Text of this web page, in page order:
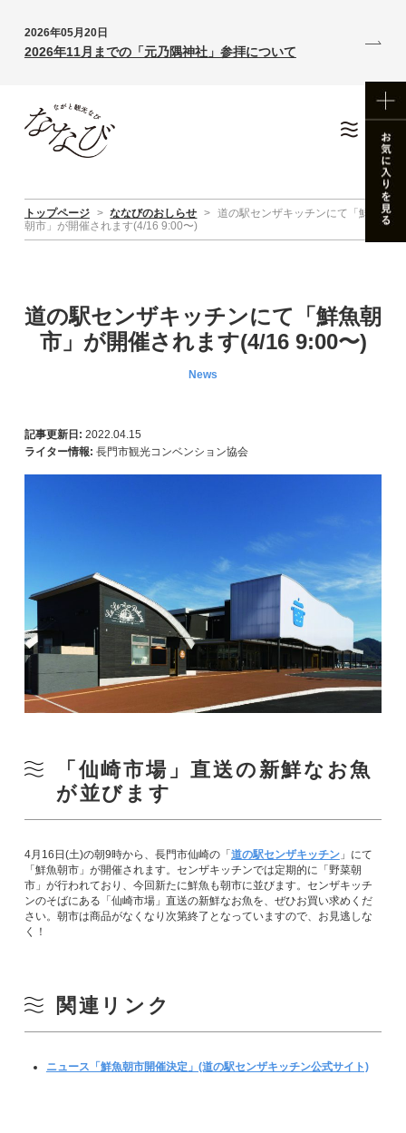
2026年05月20日
2026年11月までの「元乃隅神社」参拝について
トップページ > ななびのおしらせ > 道の駅センザキッチンにて「鮮魚
朝市」が開催されます(4/16 9:00〜)
道の駅センザキッチンにて「鮮魚朝
市」が開催されます(4/16 9:00〜)
News
記事更新日: 2022.04.15
ライター情報: 長門市観光コンベンション協会
「仙崎市場」直送の新鮮なお魚
が並びます
4月16日(土)の朝9時から、長門市仙崎の「道の駅センザキッチン」にて
「鮮魚朝市」が開催されます。センザキッチンでは定期的に「野菜朝
市」が行われており、今回新たに鮮魚も朝市に並びます。センザキッチ
ンのそばにある「仙崎市場」直送の新鮮なお魚を、ぜひお買い求めくだ
さい。朝市は商品がなくなり次第終了となっていますので、お見逃しな
く！
関連リンク
ニュース「鮮魚朝市開催決定」(道の駅センザキッチン公式サイト)